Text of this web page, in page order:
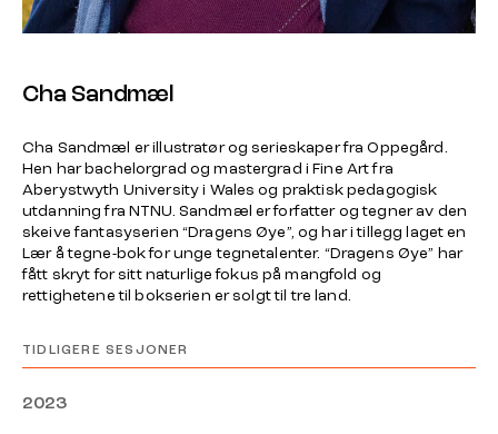
Cha Sandmæl
Cha Sandmæl er illustratør og serieskaper fra Oppegård.
Hen har bachelorgrad og mastergrad i Fine Art fra
Aberystwyth University i Wales og praktisk pedagogisk
utdanning fra NTNU. Sandmæl er forfatter og tegner av den
skeive fantasyserien “Dragens Øye”, og har i tillegg laget en
Lær å tegne-bok for unge tegnetalenter. “Dragens Øye” har
fått skryt for sitt naturlige fokus på mangfold og
rettighetene til bokserien er solgt til tre land.
TIDLIGERE SESJONER
2023